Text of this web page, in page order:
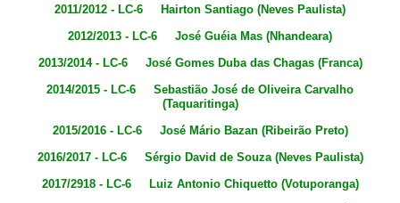
2011/2012 - LC-6 Hairton Santiago (Neves Paulista)
2012/2013 - LC-6 José Guéia Mas (Nhandeara)
2013/2014 - LC-6 José Gomes Duba das Chagas (Franca)
2014/2015 - LC-6 Sebastião José de Oliveira Carvalho
(Taquaritinga)
2015/2016 - LC-6 José Mário Bazan (Ribeirão Preto)
2016/2017 - LC-6 Sérgio David de Souza (Neves Paulista)
2017/2918 - LC-6 Luiz Antonio Chiquetto (Votuporanga)